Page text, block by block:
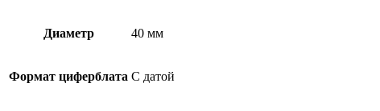
Диаметр 40 мм
Формат циферблата С датой